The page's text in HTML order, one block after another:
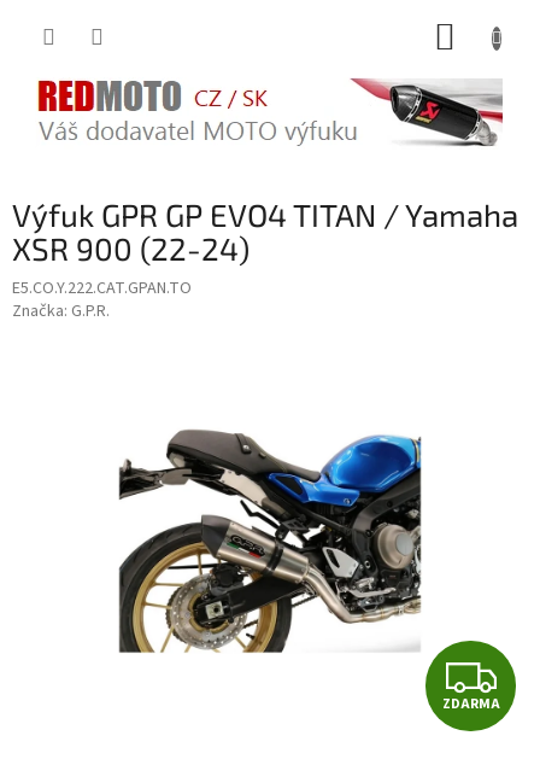
Výfuk GPR GP EVO4 TITAN / Yamaha
XSR 900 (22-24)
E5.CO.Y.222.CAT.GPAN.TO
Značka: G.P.R.
Z
D
ZDARMA